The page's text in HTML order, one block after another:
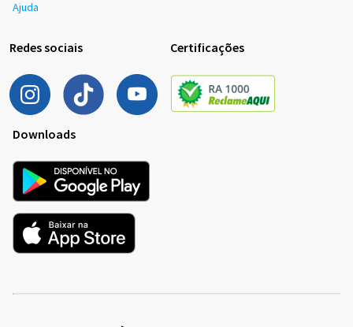
Ajuda
Redes sociais Certificações
Downloads